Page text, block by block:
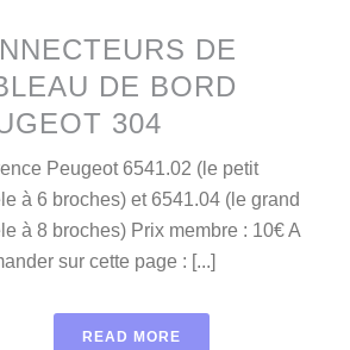
DE
DE BORD
304
Peugeot 6541.02 (le petit
à 6 broches) et 6541.04 (le grand
à 8 broches) Prix membre : 10€ A
sur cette page : [...]
READ MORE